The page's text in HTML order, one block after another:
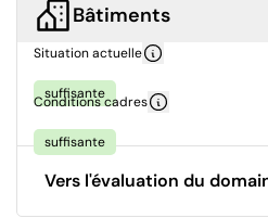
Bâtiments
Situation actuelle
suffisante
Conditions cadres
suffisante
Vers l'évaluation du